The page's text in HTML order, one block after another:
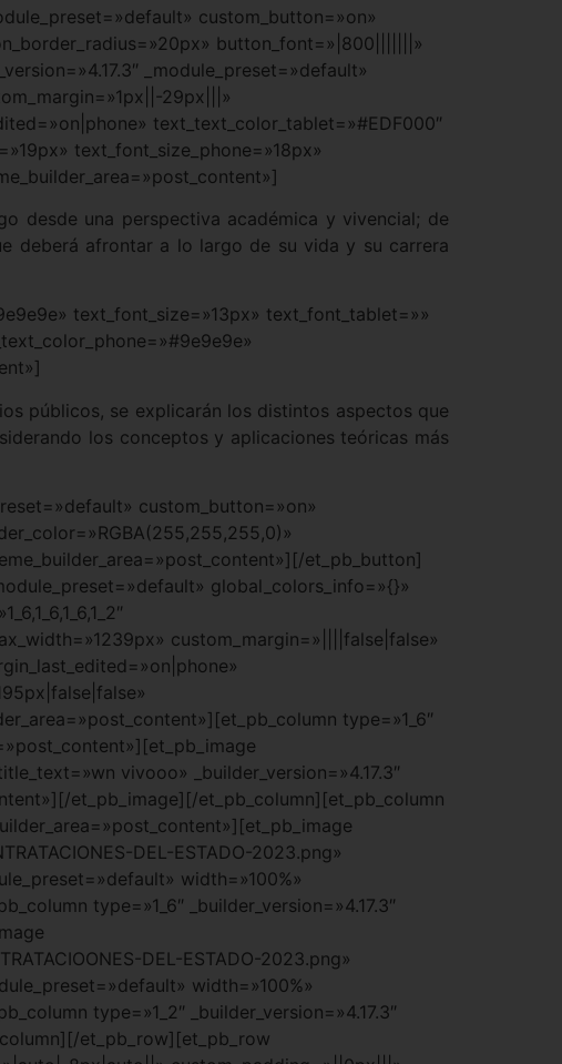
custom_button=»on»
button_font=»|800|||||||»
_module_preset=»default»
29px|||»
text_text_color_tablet=»#EDF000″
text_font_size_phone=»18px»
desde una perspectiva académica y vivencial; de
deberá afrontar a lo largo de su vida y su carrera
text_font_size=»13px» text_font_tablet=»»
públicos, se explicarán los distintos aspectos que
los conceptos y aplicaciones teóricas más
custom_button=»on»
et_pb_button]
global_colors_info=»{}»
custom_margin=»||||false|false»
type=»1_6″
vivooo» _builder_version=»4.17.3″
et_pb_image][/et_pb_column][et_pb_column
DEL-ESTADO-2023.png»
width=»100%»
type=»1_6″ _builder_version=»4.17.3″
DEL-ESTADO-2023.png»
width=»100%»
type=»1_2″ _builder_version=»4.17.3″
et_pb_row][et_pb_row